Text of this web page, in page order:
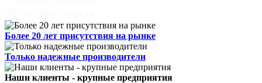
Более 20 лет присутствия на рынке
Только надежные производители
Наши клиенты - крупные предприятия